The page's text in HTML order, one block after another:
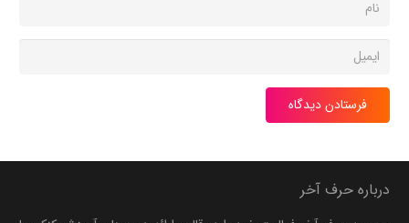
فرستادن دیدگاه
درباره حرف آخر